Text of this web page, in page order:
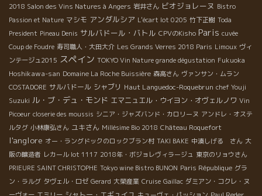
2018 Salon des Vins Natures à Angers 岩井さん ビオジョレーヌ Bistro
Passion et Nature マシモ アンダルシア L'écart lot 0205 竹下正樹 Toda
President Pineau Denis サルバドール・バトル CPVのKisho Paris cuvée
Coup de Foudre 寿司職人・大田大介 Les Grands Verres 2018 Paris Limoux ヴィ
ンテージュ2015 スペイン TOKYO Vin Nature grande dégustation Fukuoka
Hoshikawa-san Domaine La Roche Buissière 森高さん ヴァンサン・ムラン
COSTADORE サルバドール シャブリ Haut Languedoc-Roquebrun chef Youji
Suzuki ル・ブ・デュ・モンド エマニュエル・ウイヨン・オヴェルノワ Vin
Picoeur closerie des moussis シニア・ジャズバンド・カロリーヌ アンドレ・オステ
ルタグ 小林康弘さん ユキさん Millésime Bio 2018 Château Roquefort
l'anglore オー・ラングドックのロックブラン村 TAKI BAKE 中湊しげる さん 大
阪の醸造者 レカール lot 1117 2018年・ボジョレヴィラージュ 東京のリョウさん
PRIEURE SAINT CHRISTOPHE Tokyo wine Bistro BUNON Paris République グラ
ン・ラルグ タヴェル・ロゼ Gerard 大榮産業 Cruise Gaillac ダミアン・コクレ・ヌ